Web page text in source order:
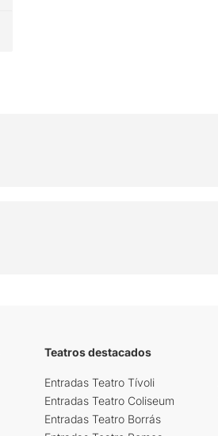
Teatros destacados
Entradas Teatro Tívoli
Entradas Teatro Coliseum
Entradas Teatro Borrás